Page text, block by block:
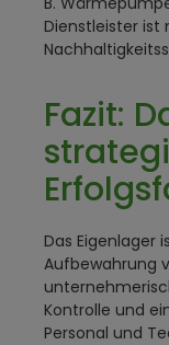
Dienstleister ist
Fazit:
Das Eigenlager
Aufbewahrung
Kontrolle und
Personal und